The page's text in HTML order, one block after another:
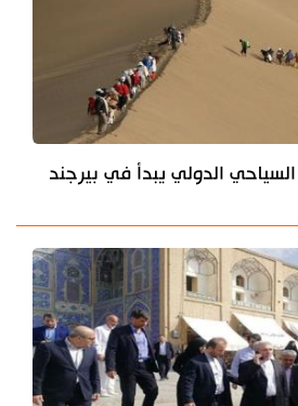
الدولي يبدأ في بيرجند